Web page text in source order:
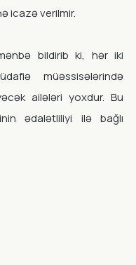
icazə verilmir.
bildirib ki, hər iki
müəssisələrində
ailələri yoxdur. Bu
ədalətliliyi ilə bağlı